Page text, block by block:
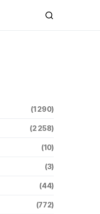
(1 290)
(2 258)
(10)
(3)
(44)
(772)